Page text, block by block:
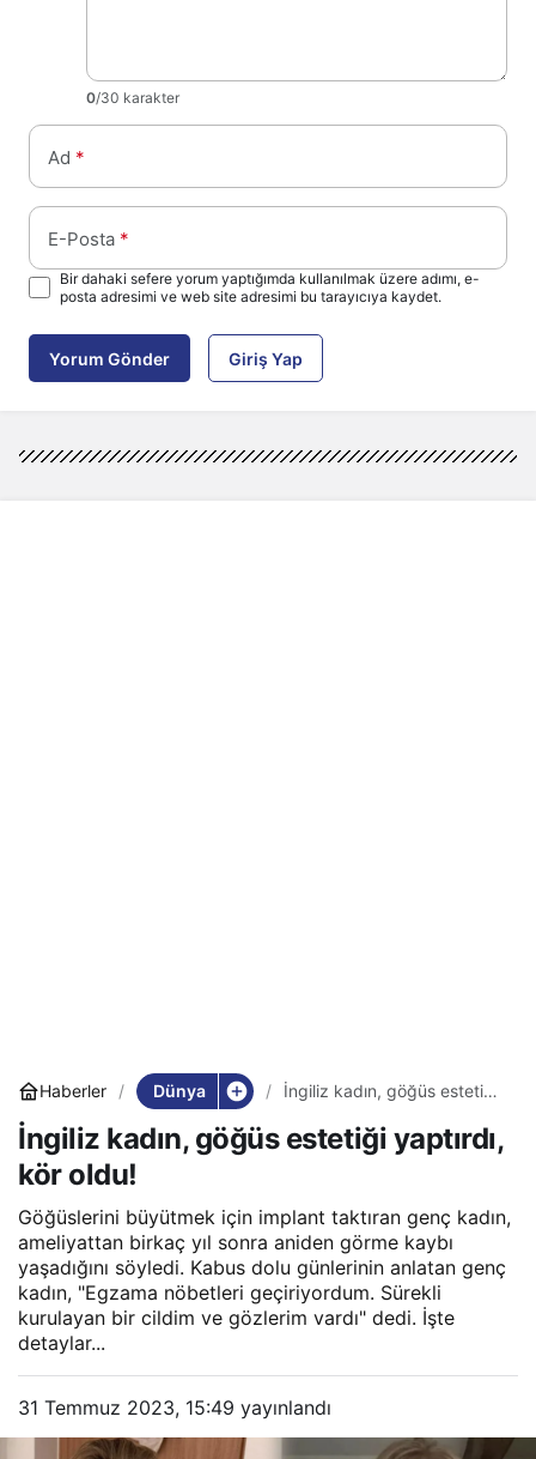
0/30 karakter
Ad *
E-Posta *
Bir dahaki sefere yorum yaptığımda kullanılmak üzere adımı, e-
posta adresimi ve web site adresimi bu tarayıcıya kaydet.
Yorum Gönder Giriş Yap
Haberler Dünya
İngiliz kadın, göğüs estetiği
İngiliz kadın, göğüs estetiği yaptırdı,
kör oldu!
Göğüslerini büyütmek için implant taktıran genç kadın,
ameliyattan birkaç yıl sonra aniden görme kaybı
yaşadığını söyledi. Kabus dolu günlerinin anlatan genç
kadın, "Egzama nöbetleri geçiriyordum. Sürekli
kurulayan bir cildim ve gözlerim vardı" dedi. İşte
detaylar...
31 Temmuz 2023, 15:49 yayınlandı